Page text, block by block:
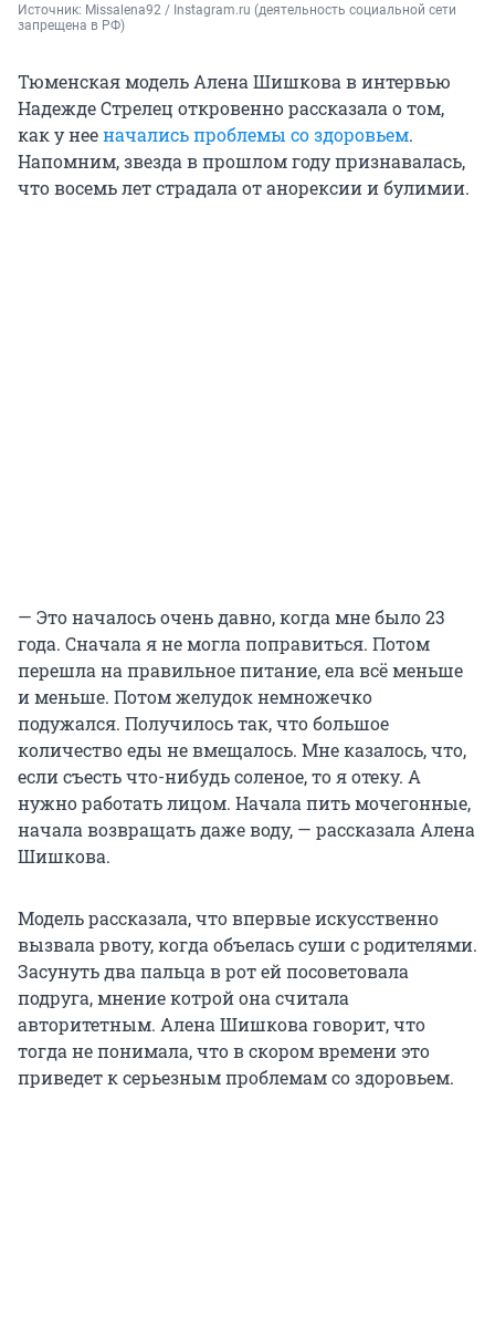
Источник: Missalena92 / Instagram.ru (деятельность социальной сети
запрещена в РФ)
Тюменская модель Алена Шишкова в интервью
Надежде Стрелец откровенно рассказала о том,
как у нееначались проблемы со здоровьем.
Напомним, звезда в прошлом году признавалась,
что восемь лет страдала от анорексии и булимии.
— Это началось очень давно, когда мне было 23
года. Сначала я не могла поправиться. Потом
перешла на правильное питание, ела всё меньше
и меньше. Потом желудок немножечко
подужался. Получилось так, что большое
количество еды не вмещалось. Мне казалось, что,
если съесть что-нибудь соленое, то я отеку. А
нужно работать лицом. Начала пить мочегонные,
начала возвращать даже воду, — рассказала Алена
Шишкова.
Модель рассказала, что впервые искусственно
вызвала рвоту, когда объелась суши с родителями.
Засунуть два пальца в рот ей посоветовала
подруга, мнение котрой она считала
авторитетным. Алена Шишкова говорит, что
тогда не понимала, что в скором времени это
приведет к серьезным проблемам со здоровьем.